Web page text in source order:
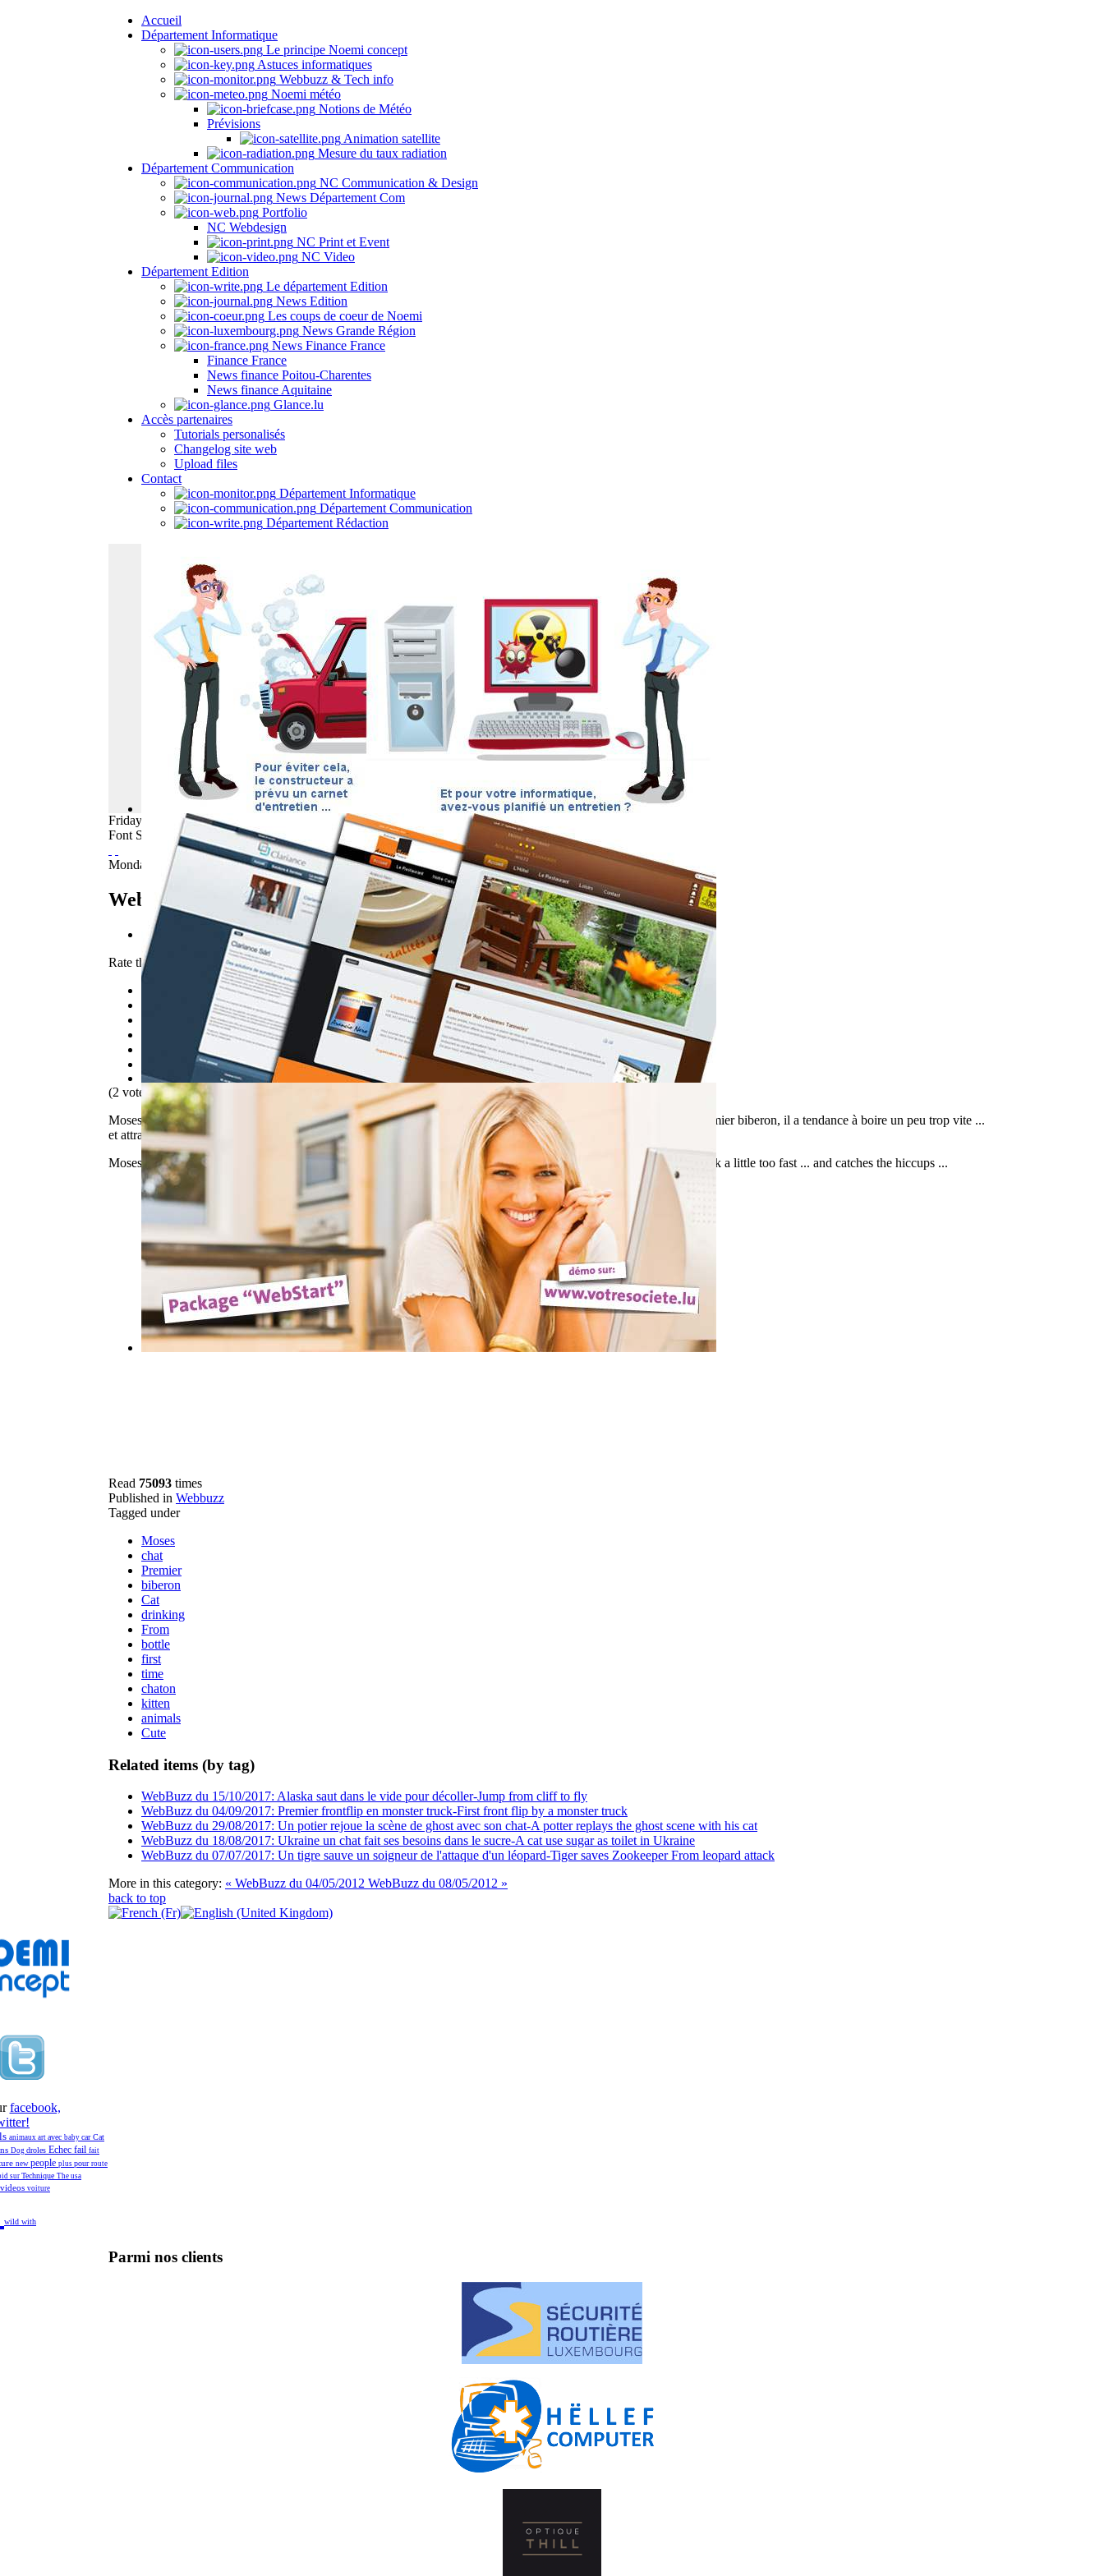
Accueil
Département Informatique
Le principe Noemi concept
Astuces informatiques
Webbuzz & Tech info
Noemi météo
Notions de Météo
Prévisions
Animation satellite
Mesure du taux radiation
Département Communication
NC Communication & Design
News Département Com
Portfolio
NC Webdesign
NC Print et Event
NC Video
Département Edition
Le département Edition
News Edition
Les coups de coeur de Noemi
News Grande Région
News Finance France
Finance France
News finance Poitou-Charentes
News finance Aquitaine
Glance.lu
Accès partenaires
Tutorials personalisés
Changelog site web
Upload files
Contact
Département Informatique
Département Communication
Département Rédaction
Friday August 2026
Font Size
Monday, 07 May 2012 06:40
WebBuzz du 07/05/2012
E-mail
Rate this item
(2 votes)
Moses le chat a été abandonné dès sa naissance mais a été immédiatemment recueilli par une famille. Lors de son premier biberon, il a tendance à boire un peu trop vite ...
et attrape le hoquet...
Moses the cat was abandoned at birth but was immediatly taken in by a family. During his first bottle, he tends to drink a little too fast ... and catches the hiccups ...
Read 75093 times
Published in Webbuzz
Tagged under
Moses
chat
Premier
biberon
Cat
drinking
From
bottle
first
time
chaton
kitten
animals
Cute
Related items (by tag)
WebBuzz du 15/10/2017: Alaska saut dans le vide pour décoller-Jump from cliff to fly
WebBuzz du 04/09/2017: Premier frontflip en monster truck-First front flip by a monster truck
WebBuzz du 29/08/2017: Un potier rejoue la scène de ghost avec son chat-A potter replays the ghost scene with his cat
WebBuzz du 18/08/2017: Ukraine un chat fait ses besoins dans le sucre-A cat use sugar as toilet in Ukraine
WebBuzz du 07/07/2017: Un tigre sauve un soigneur de l'attaque d'un léopard-Tiger saves Zookeeper From leopard attack
More in this category: « WebBuzz du 04/05/2012 WebBuzz du 08/05/2012 »
back to top
facebook,
animaux art avec baby carCat
Dog droles Echec fail fait
new people plus pour route
sur Technique The usa
videos voiture
wild with
Parmi nos clients